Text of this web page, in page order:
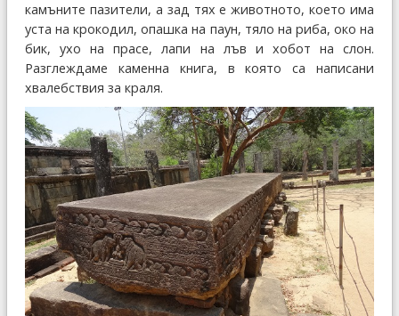
камъните пазители, а зад тях е животното, което има
уста на крокодил, опашка на паун, тяло на риба, око на
бик, ухо на прасе, лапи на лъв и хобот на слон.
Разглеждаме каменна книга, в която са написани
хвалебствия за краля.